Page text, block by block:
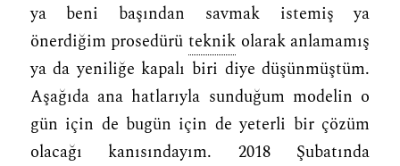
ya beni başından savmak istemiş ya
önerdiğim prosedürü teknik olarak anlamamış
ya da yeniliğe kapalı biri diye düşünmüştüm.
Aşağıda ana hatlarıyla sunduğum modelin o
gün için de bugün için de yeterli bir çözüm
olacağı kanısındayım. 2018 Şubatında